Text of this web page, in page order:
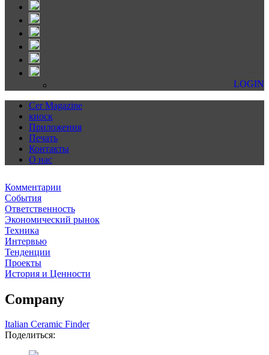
LOGIN
Cer Magazine
киоск
Приложения
Печать
Контакты
О нас
Комментарии
События
Ответственность
Экономический рынок
Техника
Интервью
Тенденции
Проекты
История и Ценности
Company
Italian Ceramic Finder
Поделиться: